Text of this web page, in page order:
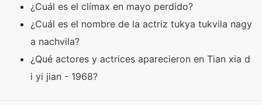
¿Cuál es el clímax en mayo perdido?
¿Cuál es el nombre de la actriz tukya tukvila nagy
a nachvila?
¿Qué actores y actrices aparecieron en Tian xia d
i yi jian - 1968?